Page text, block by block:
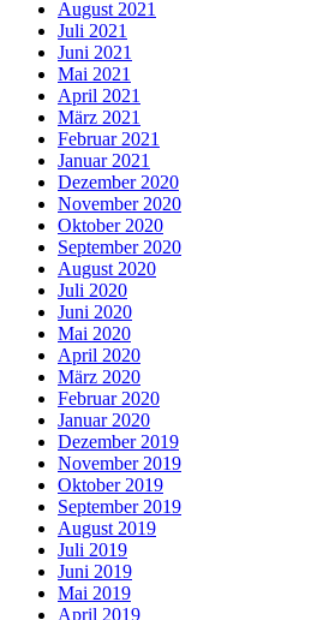
August 2021
Juli 2021
Juni 2021
Mai 2021
April 2021
März 2021
Februar 2021
Januar 2021
Dezember 2020
November 2020
Oktober 2020
September 2020
August 2020
Juli 2020
Juni 2020
Mai 2020
April 2020
März 2020
Februar 2020
Januar 2020
Dezember 2019
November 2019
Oktober 2019
September 2019
August 2019
Juli 2019
Juni 2019
Mai 2019
April 2019